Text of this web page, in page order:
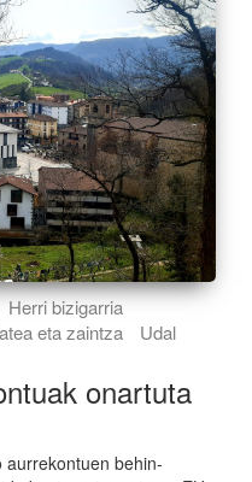
Herri bizigarria
eta zaintza
Udal
onartuta
behin-